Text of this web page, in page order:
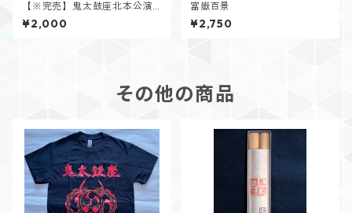
【※完売】鬼太鼓座北本公演2
018
¥2,000
富嶽百景
¥2,750
その他の商品